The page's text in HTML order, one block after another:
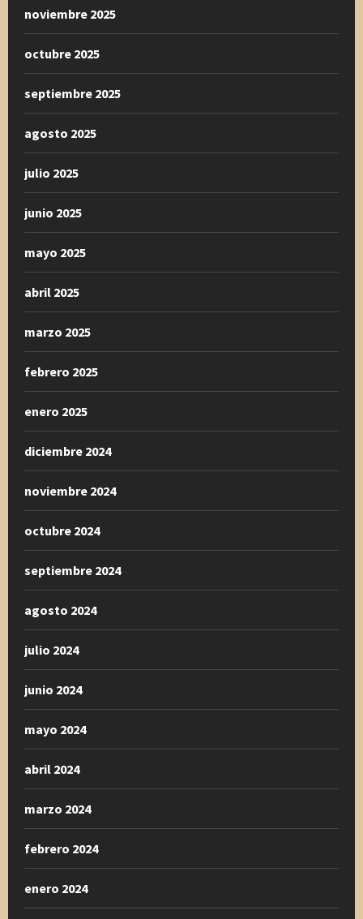
noviembre 2025
octubre 2025
septiembre 2025
agosto 2025
julio 2025
junio 2025
mayo 2025
abril 2025
marzo 2025
febrero 2025
enero 2025
diciembre 2024
noviembre 2024
octubre 2024
septiembre 2024
agosto 2024
julio 2024
junio 2024
mayo 2024
abril 2024
marzo 2024
febrero 2024
enero 2024